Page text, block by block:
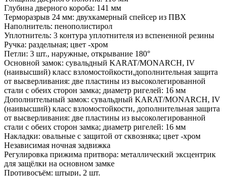
Глубина дверного короба: 141 мм
Терморазрыв 24 мм: двухкамерный спейсер из ПВХ
Наполнитель: пенополистирол
Уплотнитель: 3 контура уплотнителя из вспененной резины
Ручка: раздельная; цвет -хром
Петли: 3 шт., наружные, открывание 180°
Основной замок: сувальдный KARAT/MONARCH, IV
(наивысший) класс взломостойкости,дополнительная защита
от высверливания: две пластины из высоколегированной
стали с обеих сторон замка; диаметр ригелей: 16 мм
Дополнительный замок: сувальдный KARAT/MONARCH, IV
(наивысший) класс взломостойкости, дополнительная защита
от высверливания: две пластины из высоколегированной
стали с обеих сторон замка; диаметр ригелей: 16 мм
Накладки: овальные с защитой от сквозняка; цвет -хром
Независимая ночная задвижка
Регулировка прижима притвора: металлический эксцентрик
для защёлки на основном замке
Противосъём: штыри, 2 шт.